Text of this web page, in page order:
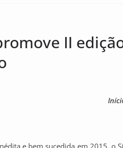
II
e bem sucedida em 2015, o